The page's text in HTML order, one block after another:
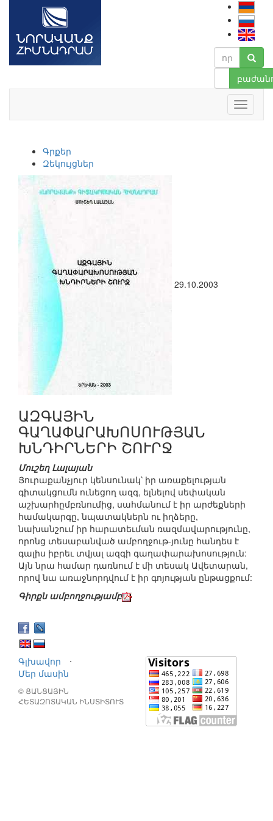
Գրքեր
Զեկույցներ
29.10.2003
ԱԶԳԱՅԻՆ
ԳԱՂԱՓԱՐԱԽՈՍՈՒԹՅԱՆ
ԽՆԴԻՐՆԵՐԻ ՇՈՒՐՋ
Մուշեղ Լալայան
Յուրաքանչյուր կենսունակ՝ իր առաքելության
գիտակցումն ունեցող ազգ, ելնելով սեփական
աշխարհըմբռնումից, սահմանում է իր արժեքների
համակարգը, նպատակներն ու իղձերը,
նախանշում իր հարատեւման ռազմավարությունը,
որոնց տեսաբանված ամբողջութ-յունը հանդես է
գալիս իբրեւ տվյալ ազգի գաղափարախոսություն:
Այն նրա համար դառնում է մի տեսակ Ավետարան,
որով նա առաջնորդվում է իր գոյության ընթացքում:
Գիրքն ամբողջությամբ
Գլխավոր
⋅
Մեր մասին
© ՑԱՆՑԱՅԻՆ
ՀԵՏԱԶՈՏԱԿԱՆ ԻՆՍՏԻՏՈՒՏ